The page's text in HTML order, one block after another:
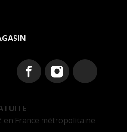
en France métropolitaine